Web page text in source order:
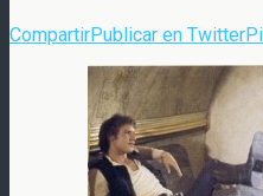
CompartirPublicar en Twitter